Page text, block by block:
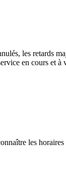
les retards
en cours et à
les horaires